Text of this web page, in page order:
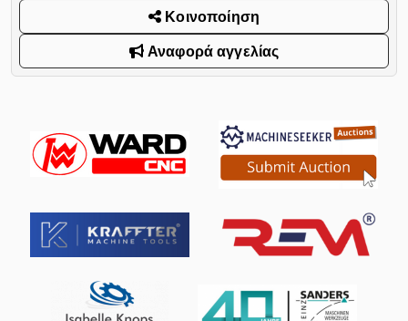
Κοινοποίηση
Αναφορά αγγελίας